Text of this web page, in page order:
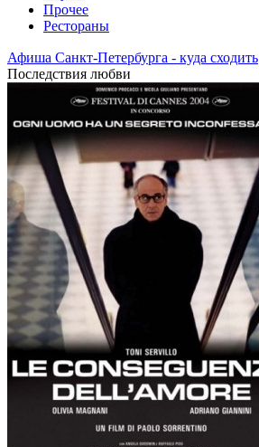
Прочее
Рестораны
Афиша Санкт-Петербурга - куда сходить
Последствия любви